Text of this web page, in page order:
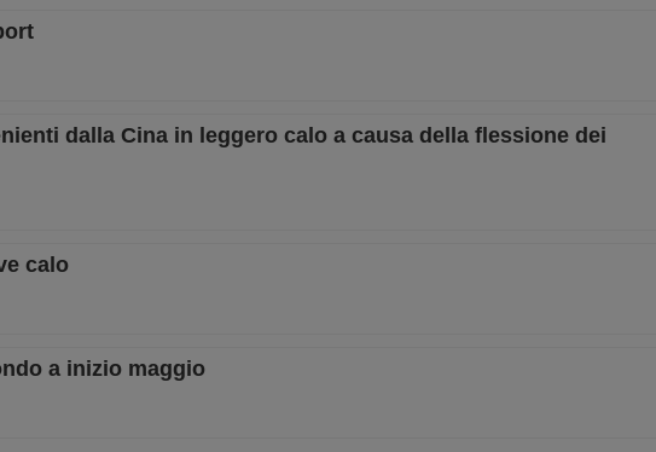
dalla Cina in leggero calo a causa della flessione dei
calo
a inizio maggio